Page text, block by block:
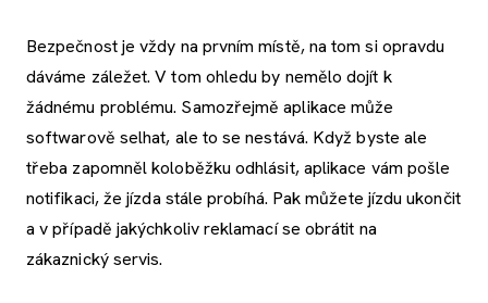
Bezpečnost je vždy na prvním místě, na tom si opravdu
dáváme záležet. V tom ohledu by nemělo dojít k
žádnému problému. Samozřejmě aplikace může
softwarově selhat, ale to se nestává. Když byste ale
třeba zapomněl koloběžku odhlásit, aplikace vám pošle
notifikaci, že jízda stále probíhá. Pak můžete jízdu ukončit
a v případě jakýchkoliv reklamací se obrátit na
zákaznický servis.